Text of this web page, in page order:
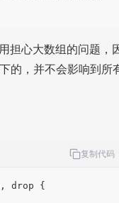
担心大数组的问题，
的，并不会影响到所
复制代码
drop {